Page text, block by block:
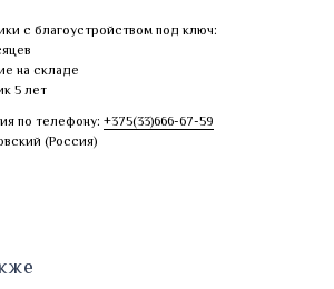
с благоустройством под ключ:
на складе
5 лет
по телефону: +375(33)666-67-59
(Россия)